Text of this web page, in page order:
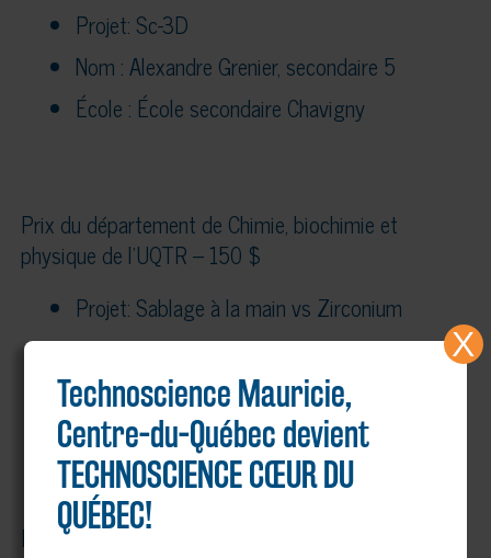
Projet: Sc-3D
Nom : Alexandre Grenier, secondaire 5
École : École secondaire Chavigny
Prix du département de Chimie, biochimie et
physique de l’UQTR – 150 $
Projet: Sablage à la main vs Zirconium
Nom : Laurence Ayotte et Sarah Grondin,
secondaire 4
École : Collège Saint-Bernard
Bourse Jeune innovateur – ADRIQ – $ 150
Technoscience Mauricie,
Centre-du-Québec devient
TECHNOSCIENCE CŒUR DU
QUÉBEC!
X